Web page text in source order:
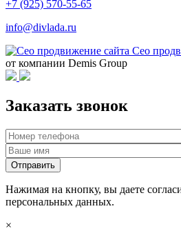
+7 (925) 570-55-65
info@divlada.ru
Сео
от компании Demis Group
Заказать звонок
Нажимая на кнопку, вы даете
персональных данных.
×